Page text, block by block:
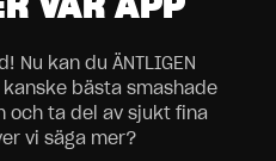
Nu kan du ÄNTLIGEN
bästa smashade
och ta del av sjukt fina
vi säga mer?